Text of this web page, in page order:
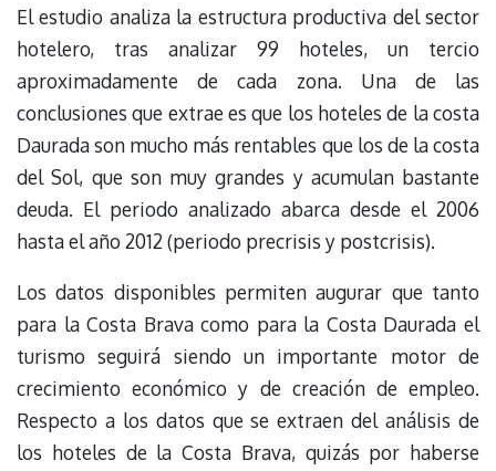
El estudio analiza la estructura productiva del sector
hotelero, tras analizar 99 hoteles, un tercio
aproximadamente de cada zona. Una de las
conclusiones que extrae es que los hoteles de la costa
Daurada son mucho más rentables que los de la costa
del Sol, que son muy grandes y acumulan bastante
deuda. El periodo analizado abarca desde el 2006
hasta el año 2012 (periodo precrisis y postcrisis).
Los datos disponibles permiten augurar que tanto
para la Costa Brava como para la Costa Daurada el
turismo seguirá siendo un importante motor de
crecimiento económico y de creación de empleo.
Respecto a los datos que se extraen del análisis de
los hoteles de la Costa Brava, quizás por haberse